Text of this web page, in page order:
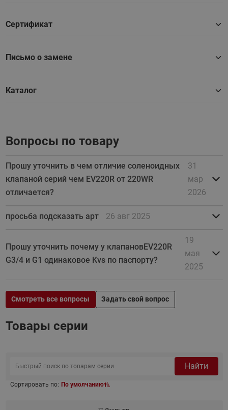
Сертификат
Письмо о замене
Каталог
Вопросы по товару
Прошу уточнить в чем отличие соленоидных
клапаной серий чем EV220R от 220WR
отличается?
31
мар
2026
просьба подсказать арт 26 авг 2025
Прошу уточнить почему у клапановEV220R
G3/4 и G1 одинаковое Kvs по паспорту?
19
мая
2025
Смотреть все вопросы Задать свой вопрос
Товары серии
Найти
Сортировать по: По умолчанию